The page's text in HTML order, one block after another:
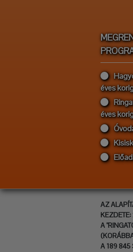
éves
éves
AZ
A
A 189 845